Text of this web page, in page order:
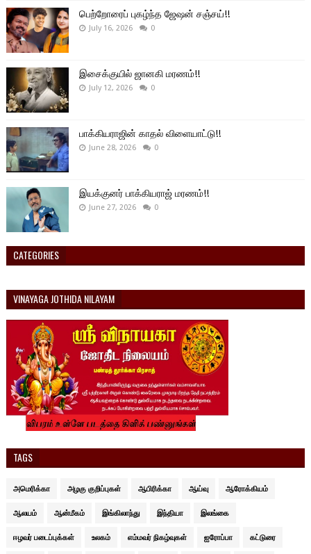
பெற்றோரைப் புகழ்ந்த ஜேஷன் சஞ்சய்!!
July 16, 2026 0
இசைக்குயில் ஜானகி மரணம்!!
July 12, 2026 0
பாக்கியராஜின் காதல் விளையாட்டு!!
June 28, 2026 0
இயக்குனர் பாக்கியராஜ் மரணம்!!
June 27, 2026 0
CATEGORIES
VINAYAGA JOTHIDA NILAYAM
TAGS
அமெரிக்கா அழகு குறிப்புகள் ஆபிரிக்கா ஆய்வு ஆரோக்கியம்
ஆலயம் ஆன்மீகம் இங்கிலாந்து இந்தியா இலங்கை
ஈழவர் படைப்புக்கள் உலகம் எம்மவர் நிகழ்வுகள் ஐரோப்பா கட்டுரை